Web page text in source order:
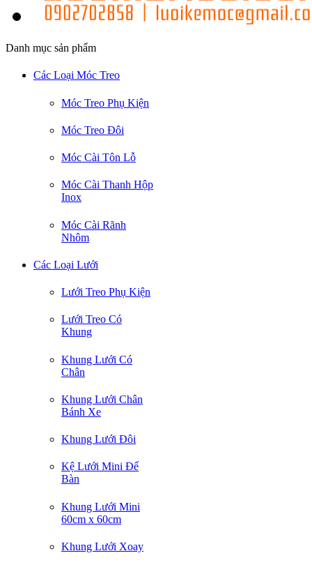
Danh mục sản phẩm
Các Loại Móc Treo
Móc Treo Phụ Kiện
Móc Treo Đôi
Móc Cài Tôn Lỗ
Móc Cài Thanh Hộp
Inox
Móc Cài Rãnh
Nhôm
Các Loại Lưới
Lưới Treo Phụ Kiện
Lưới Treo Có
Khung
Khung Lưới Có
Chân
Khung Lưới Chân
Bánh Xe
Khung Lưới Đôi
Kệ Lưới Mini Để
Bàn
Khung Lưới Mini
60cm x 60cm
Khung Lưới Xoay